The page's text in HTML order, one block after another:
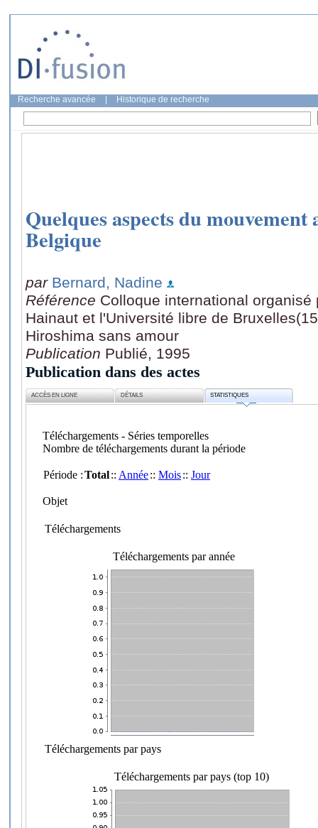
Recherche avancée Historique de recherche
Quelques aspects du
Belgique
par Bernard, Nadine
Référence Colloque international
Hainaut et l'Université libre de
Hiroshima sans amour
Publication Publié, 1995
Publication dans des actes
ACCÈS EN LIGNE DÉTAILS STATISTIQUES